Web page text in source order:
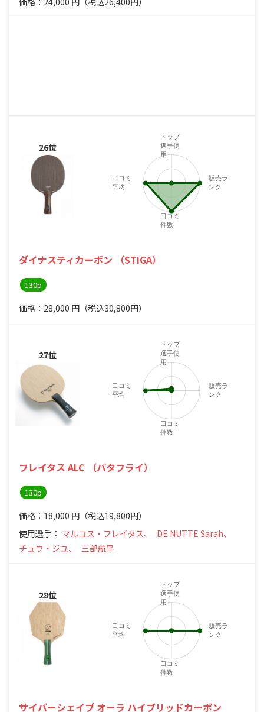
26位
ダイナスティカーボン （STIGA）
130p
価格：28,000 円 （税込30,800円）
トップ
選手使
用
販売ラ
ンク
口コミ
件数
口コミ
平均
27位
フレイタス ALC （バタフライ）
130p
価格：18,000 円 （税込19,800円）
使用選手： マルコス・フレイタス、
DE NUTTE Sarah、
チュウ・ジユ、
三部航平
トップ
選手使
用
販売ラ
ンク
口コミ
件数
口コミ
平均
28位
サイバーシェイプ オーラ ハイブリッドカーボン
トップ
選手使
用
販売ラ
ンク
口コミ
件数
口コミ
平均